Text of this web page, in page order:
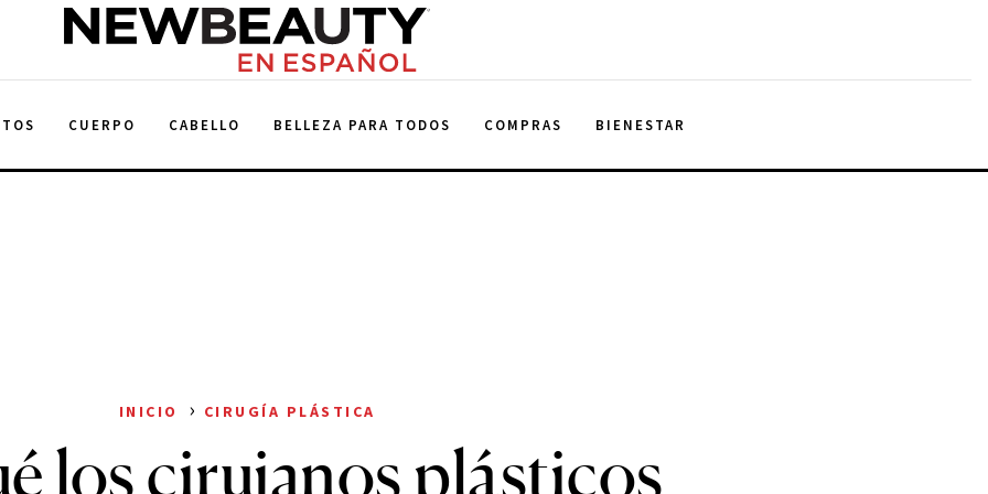
NewBeauty
CUERPO CABELLO BELLEZA PARA TODOS COMPRAS BIENESTAR
INICIO › CIRUGÍA PLÁSTICA
los cirujanos plásticos